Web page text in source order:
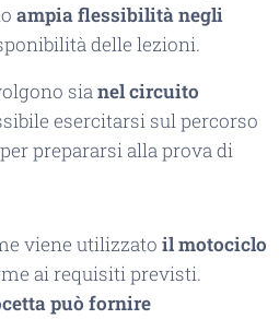
ampia flessibilità negli
delle lezioni.
sianel circuito
esercitarsi sul percorso
prepararsi alla prova di
viene utilizzato il motociclo
ai requisiti previsti.
può fornire